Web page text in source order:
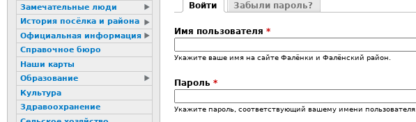
Главные вкладки
Войти
Забыли пароль?
Имя пользователя *
Укажите ваше имя на сайте Фалёнки и Фалёнский район.
Пароль *
Укажите пароль, соответствующий вашему имени пользователя.
Замечательные люди
История посёлка и района
Официальная информация
Справочное бюро
Наши карты
Образование
Культура
Здравоохранение